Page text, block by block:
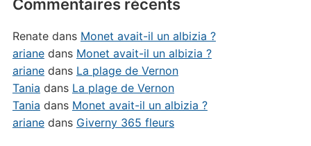
Commentaires récents
Renatedans Monet avait-il un albizia ?
arianedans Monet avait-il un albizia ?
arianedans La plage de Vernon
Tania dans La plage de Vernon
Tania dans Monet avait-il un albizia ?
arianedans Giverny 365 fleurs